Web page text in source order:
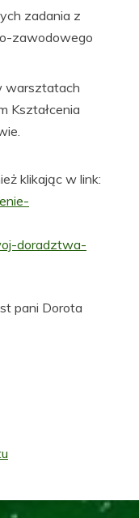
zadania z
zawodowego
warsztatach
Kształcenia
klikając w link:
doradztwa-
pani Dorota